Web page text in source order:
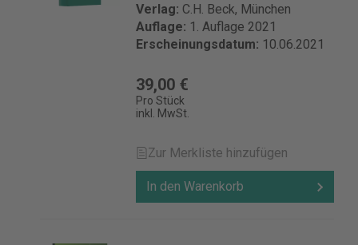
Verlag: C.H. Beck, München
Auflage: 1. Auflage 2021
Erscheinungsdatum: 10.06.2021
39,00 €
Pro Stück
inkl. MwSt.
Zur Merkliste hinzufügen
In den Warenkorb